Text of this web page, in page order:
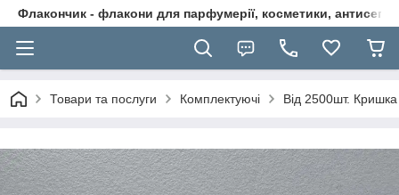
Флакончик - флакони для парфумерії, косметики,
Товари та послуги Комплектуючі Від 2500шт.